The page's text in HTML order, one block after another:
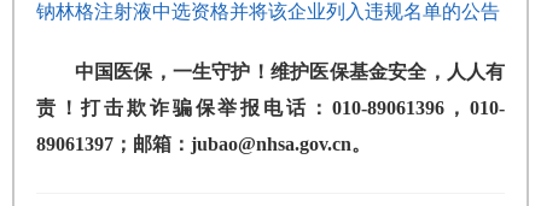
钠林格注射液中选资格并将该企业列入违规名单的公告
中国医保，一生守护！维护医保基金安全，人人有
责！打击欺诈骗保举报电话：010-89061396，010-
89061397；邮箱：jubao@nhsa.gov.cn。